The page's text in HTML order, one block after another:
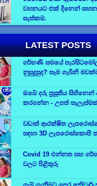
වහනයට එක් දිනෙන්
සැත්කම.
LATEST POSTS
ගර්භණී සමයේ
නුසුදුසුද? සෑම ගැබිනි
ඔබේ දරු ප්‍රසූතිය සිහිනෙන්
කරගන්න - උපත්
වඩාත් ආරක්ෂිත
සඳහා 3D ලැපරොස්කොපි
Covid 19 එන්නත සහ ගර්භණී බව. ඔබේ ගැටළු
වලට පිළිතුරු